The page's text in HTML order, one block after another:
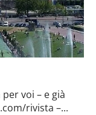
voi – e già
rivista –...